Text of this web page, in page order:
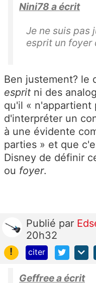
Nini78 a écrit
Je ne suis pas
esprit un
Ben justement? le
esprit ni des
qu'il « n'appartient
d'interpréter un
à une évidente
parties » et que
Disney de définir
ou foyer.
Publié par
20h32
!
citer
Geffree a écrit